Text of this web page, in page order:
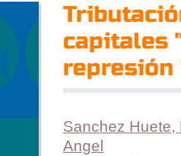
capitales
represión
Sanchez Huete,
Angel